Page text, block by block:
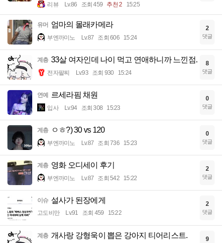
리뷰 Lv.86 조회 459 추천 2 15:25
유머 엄마의 몰래카메라
부엔까미노 Lv.87 조회 606 15:24
2
댓글
계층 33살 여자인데 나이 먹고 연애하니까 느낀점.
전자팔찌 Lv.93 조회 930 15:24
8
댓글
연예 르세라핌 채원
입사 Lv.94 조회 308 15:23
0
댓글
계층 ㅇㅎ?) 30 vs 120
부엔까미노 Lv.87 조회 736 15:23
0
댓글
계층 영화 오디세이 후기
부엔까미노 Lv.87 조회 542 15:22
2
댓글
이슈 설사가 된장에게
고도비만 Lv.91 조회 459 15:22
2
댓글
계층 개사랑 강형욱이 뽑은 강아지 티어리스트. 9